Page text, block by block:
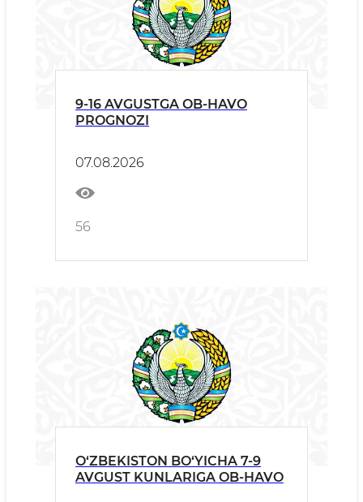
9-16 AVGUSTGA OB-HAVO
PROGNOZI
07.08.2026
56
O‘ZBEKISTON BO‘YICHA 7-9
AVGUST KUNLARIGA OB-HAVO